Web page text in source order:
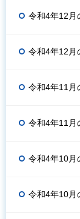
令和4年12月
令和4年12月
令和4年11月
令和4年11月
令和4年10月
令和4年10月